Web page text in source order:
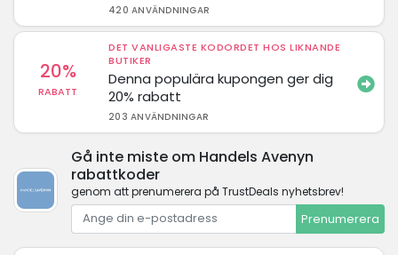
420 ANVÄNDNINGAR
20%
RABATT
DET VANLIGASTE KODORDET HOS LIKNANDE
BUTIKER
Denna populära kupongen ger dig
20% rabatt
203 ANVÄNDNINGAR
Gå inte miste om Handels Avenyn
rabattkoder
genom att prenumerera på TrustDeals nyhetsbrev!
Prenumerera